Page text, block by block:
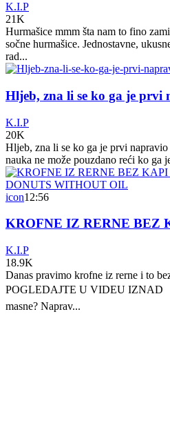
K.I.P
21K
Hurmašice mmm šta nam to fino
sočne hurmašice. Jednostavne,
rad...
Hljeb, zna li se ko ga je prvi
K.I.P
20K
Hljeb, zna li se ko ga je prvi
nauka ne može pouzdano reći ko ga
icon12:56
KROFNE IZ RERNE BEZ
K.I.P
18.9K
Danas pravimo krofne iz rerne i to
POGLEDAJTE U VIDEU IZNAD
masne? Naprav...